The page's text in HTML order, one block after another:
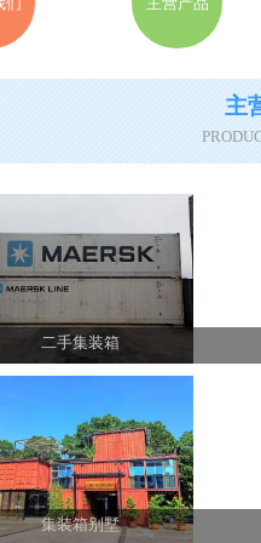
主
二手集装箱
集装箱别墅